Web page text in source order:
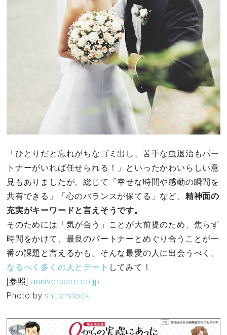
「ひとりだと忘れがちなゴミ出し、苦手な虫退治もパー
トナーがいれば任せられる！」といったかわいらしい意
見もありましたが、総じて「幸せな時間や感動の瞬間を
共有できる」「心のバランスが保てる」など、 精神面の
充実がキーワードと言えそうです。
そのためには「気が合う」ことが大前提のため、焦らず
時間をかけて、最良のパートナーとめぐり合うことが一
番の課題と言えるかも。そんな最愛の人に出会うべく、
なるべく多くの人とデート してみて！
[参照] anniversaire.co.jp
Photo by shtterstock